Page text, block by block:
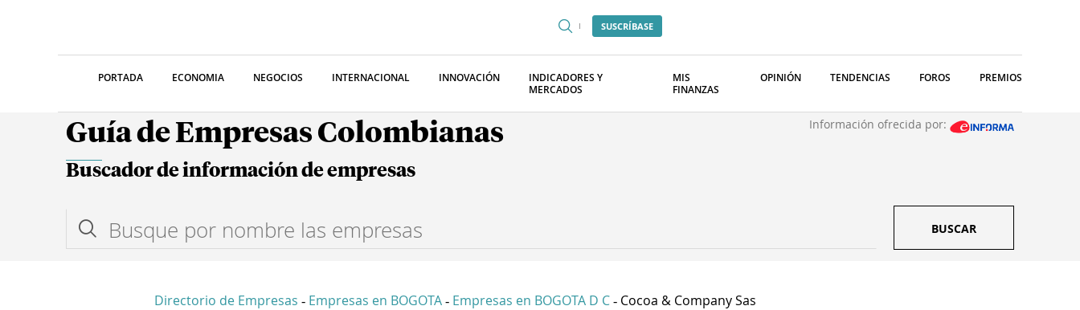
SUSCRÍBASE
PORTADA ECONOMIA NEGOCIOS INTERNACIONAL INNOVACIÓN
INDICADORES Y
MERCADOS
MIS
FINANZAS
OPINIÓN TENDENCIAS FOROS PREMIOS
Guía de Empresas Colombianas Información ofrecida por:
Buscador de información de empresas
BUSCAR
Directorio de Empresas - Empresas en BOGOTA - Empresas en BOGOTA D C - Cocoa & Company Sas